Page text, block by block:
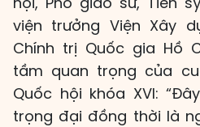
viện trưởng Viện Xây
Chính trị Quốc gia Hồ
tầm quan trọng của
Quốc hội khóa XVI:
trọng đại đồng thời là